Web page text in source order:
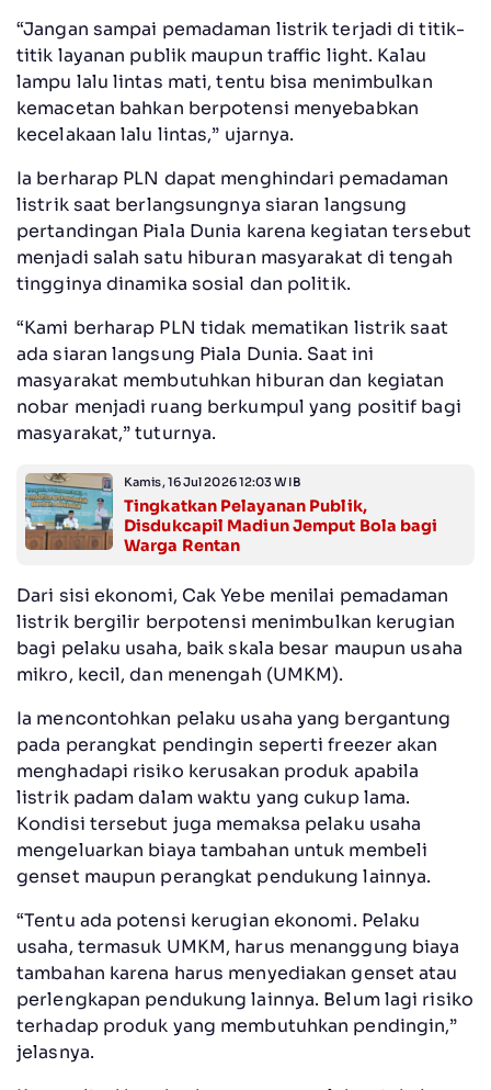
“Jangan sampai pemadaman listrik terjadi di titik-
titik layanan publik maupun traffic light. Kalau
lampu lalu lintas mati, tentu bisa menimbulkan
kemacetan bahkan berpotensi menyebabkan
kecelakaan lalu lintas,” ujarnya.
Ia berharap PLN dapat menghindari pemadaman
listrik saat berlangsungnya siaran langsung
pertandingan Piala Dunia karena kegiatan tersebut
menjadi salah satu hiburan masyarakat di tengah
tingginya dinamika sosial dan politik.
“Kami berharap PLN tidak mematikan listrik saat
ada siaran langsung Piala Dunia. Saat ini
masyarakat membutuhkan hiburan dan kegiatan
nobar menjadi ruang berkumpul yang positif bagi
masyarakat,” tuturnya.
Kamis, 16 Jul 2026 12:03 WIB
Tingkatkan Pelayanan Publik,
Disdukcapil Madiun Jemput Bola bagi
Warga Rentan
Dari sisi ekonomi, Cak Yebe menilai pemadaman
listrik bergilir berpotensi menimbulkan kerugian
bagi pelaku usaha, baik skala besar maupun usaha
mikro, kecil, dan menengah (UMKM).
Ia mencontohkan pelaku usaha yang bergantung
pada perangkat pendingin seperti freezer akan
menghadapi risiko kerusakan produk apabila
listrik padam dalam waktu yang cukup lama.
Kondisi tersebut juga memaksa pelaku usaha
mengeluarkan biaya tambahan untuk membeli
genset maupun perangkat pendukung lainnya.
“Tentu ada potensi kerugian ekonomi. Pelaku
usaha, termasuk UMKM, harus menanggung biaya
tambahan karena harus menyediakan genset atau
perlengkapan pendukung lainnya. Belum lagi risiko
terhadap produk yang membutuhkan pendingin,”
jelasnya.